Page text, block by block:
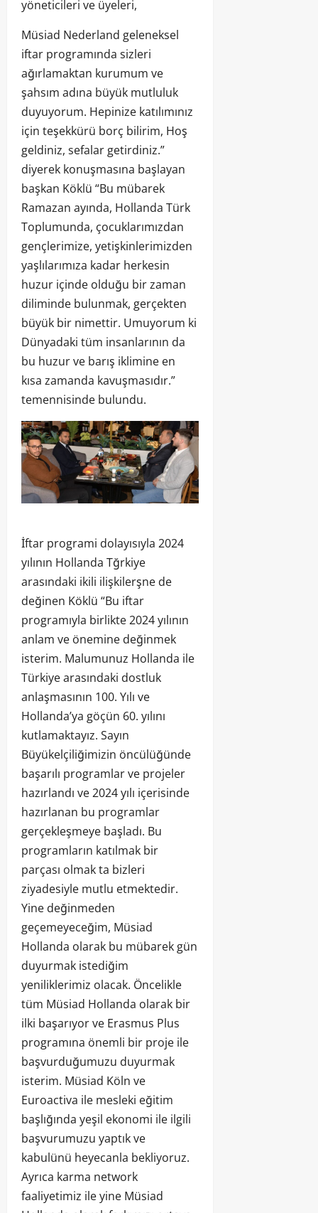
yöneticileri ve üyeleri,
Müsiad Nederland geleneksel
iftar programında sizleri
ağırlamaktan kurumum ve
şahsım adına büyük mutluluk
duyuyorum. Hepinize katılımınız
için teşekkürü borç bilirim, Hoş
geldiniz, sefalar getirdiniz.”
diyerek konuşmasına başlayan
başkan Köklü “Bu mübarek
Ramazan ayında, Hollanda Türk
Toplumunda, çocuklarımızdan
gençlerimize, yetişkinlerimizden
yaşlılarımıza kadar herkesin
huzur içinde olduğu bir zaman
diliminde bulunmak, gerçekten
büyük bir nimettir. Umuyorum ki
Dünyadaki tüm insanlarının da
bu huzur ve barış iklimine en
kısa zamanda kavuşmasıdır.”
temennisinde bulundu.
İftar programi dolayısıyla 2024
yılının Hollanda Tğrkiye
arasındaki ikili ilişkilerşne de
değinen Köklü “Bu iftar
programıyla birlikte 2024 yılının
anlam ve önemine değinmek
isterim. Malumunuz Hollanda ile
Türkiye arasındaki dostluk
anlaşmasının 100. Yılı ve
Hollanda’ya göçün 60. yılını
kutlamaktayız. Sayın
Büyükelçiliğimizin öncülüğünde
başarılı programlar ve projeler
hazırlandı ve 2024 yılı içerisinde
hazırlanan bu programlar
gerçekleşmeye başladı. Bu
programların katılmak bir
parçası olmak ta bizleri
ziyadesiyle mutlu etmektedir.
Yine değinmeden
geçemeyeceğim, Müsiad
Hollanda olarak bu mübarek gün
duyurmak istediğim
yeniliklerimiz olacak. Öncelikle
tüm Müsiad Hollanda olarak bir
ilki başarıyor ve Erasmus Plus
programına önemli bir proje ile
başvurduğumuzu duyurmak
isterim. Müsiad Köln ve
Euroactiva ile mesleki eğitim
başlığında yeşil ekonomi ile ilgili
başvurumuzu yaptık ve
kabulünü heyecanla bekliyoruz.
Ayrıca karma network
faaliyetimiz ile yine Müsiad